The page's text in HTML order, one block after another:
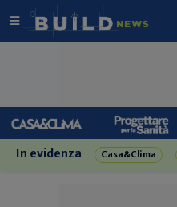
In evidenza Casa&Clima